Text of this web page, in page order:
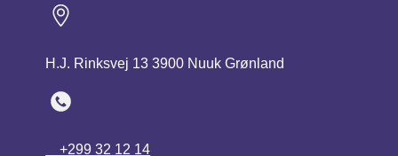
H.J. Rinksvej 13 3900 Nuuk Grønland
+299 32 12 14